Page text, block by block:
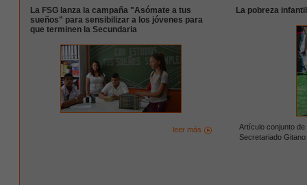
La FSG lanza la campaña "Asómate a tus
sueños" para sensibilizar a los jóvenes para
que terminen la Secundaria
leer más
La pobreza
Artículo conjunto
Secretariado Gitano